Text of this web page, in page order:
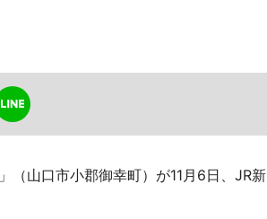
（山口市小郡御幸町）が11月6日、JR新